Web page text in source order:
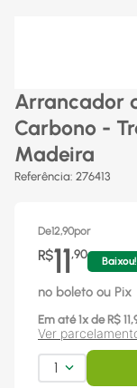
Arrancador
Carbono -
Madeira
Referência: 276413
De12,90por
R$11,90
Baixou!
no boleto ou Pix
Em até 1x de R$
Ver
1